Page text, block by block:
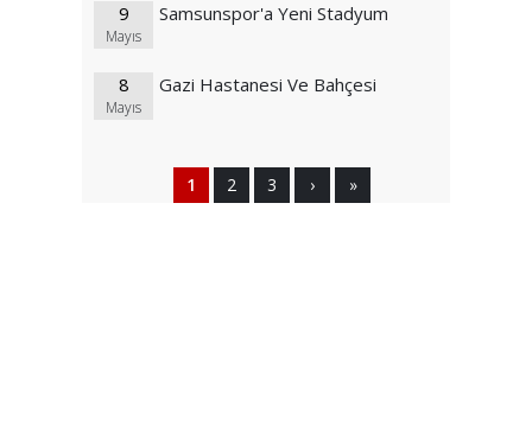
9
Mayıs
Samsunspor'a Yeni Stadyum
8
Mayıs
Gazi Hastanesi Ve Bahçesi
1 2 3 › »